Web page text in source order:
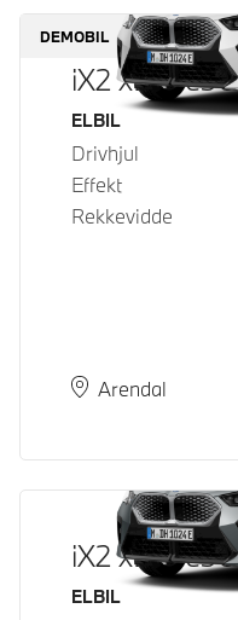
DEMOBIL
iX2 xDrive30
Drivstoff
ELBIL
Drivhjul
Effekt
Rekkevidde
PlassArendal
Leveringstid
iX2 xDrive30
Drivstoff
ELBIL